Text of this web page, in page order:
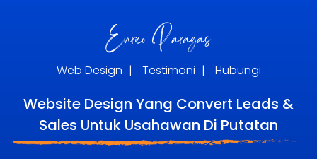
Web Design | Testimoni | Hubungi
Website Design Yang Convert Leads &
Sales Untuk Usahawan Di Putatan